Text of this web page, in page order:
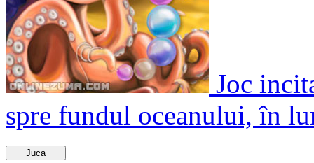
Joc
spre fundul oceanului, în
Juca